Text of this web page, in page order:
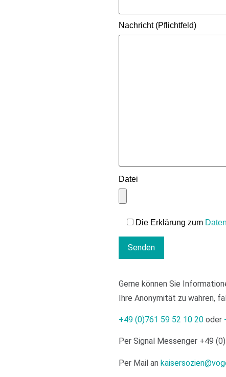
Nachricht (Pflichtfeld)
Datei
Die Erklärung zum
Gerne können Sie
Ihre Anonymität zu wahren,
+49 (0)761 59 52 10 20oder
Per Signal Messenger +49
Per Mail an